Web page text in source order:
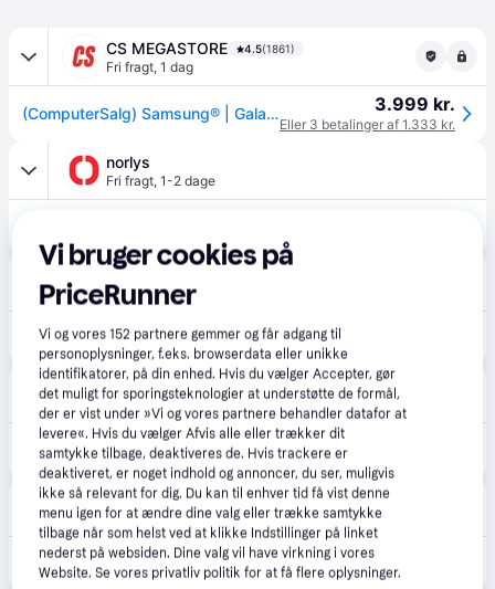
CS MEGASTORE 4.5(1861)
Fri fragt, 1 dag
(ComputerSalg) Samsung® | Galaxy Watch8 Classic BT - Black 3.999 kr.
Eller 3 betalinger af 1.333 kr.
norlys
Fri fragt, 1-2 dage
Komplett.dk
Fri fragt,2-6 dage
Ditur (1)
39 kr. fragt,1 dag
Samsung Galaxy Watch8 Classic BT Black SM-L500NZKAEUB - Unisex - 46 mm - Smartwatch - Quartz m. Oplader - Safirglas.
Eller 3 betalinger af 1.333 kr.
Punkt1
48 kr. fragt,1-2 dage
Samsung Galaxy Watch8 Classic BT, sort. 3.999 kr.
Vi bruger cookies på
PriceRunner
Vi og vores152 partnere gemmer og får adgang til
personoplysninger, f.eks. browserdata eller unikke
identifikatorer, på din enhed. Hvis du vælger Accepter, gør
det muligt for sporingsteknologier at understøtte de formål,
der er vist under »Vi og vores partnere behandler datafor at
levere«. Hvis du vælger Afvis alle eller trækker dit
samtykke tilbage, deaktiveres de. Hvis trackere er
deaktiveret, er noget indhold og annoncer, du ser, muligvis
ikke så relevant for dig. Du kan til enhver tid få vist denne
menu igen for at ændre dine valg eller trække samtykke
tilbage når som helst ved at klikke Indstillinger på linket
nederst på websiden. Dine valg vil have virkning i vores
Website. Se vores privatliv politik for at få flere oplysninger.